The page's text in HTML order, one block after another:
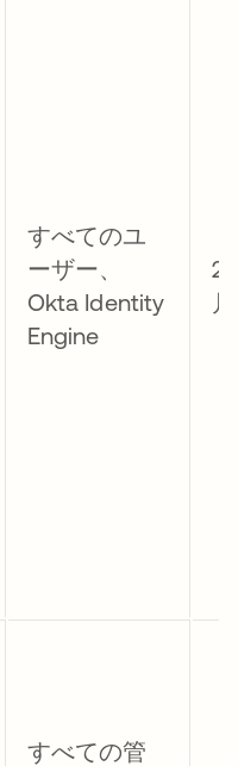
すべてのユ
ーザー、
Okta Identity
Engine
月
すべての管